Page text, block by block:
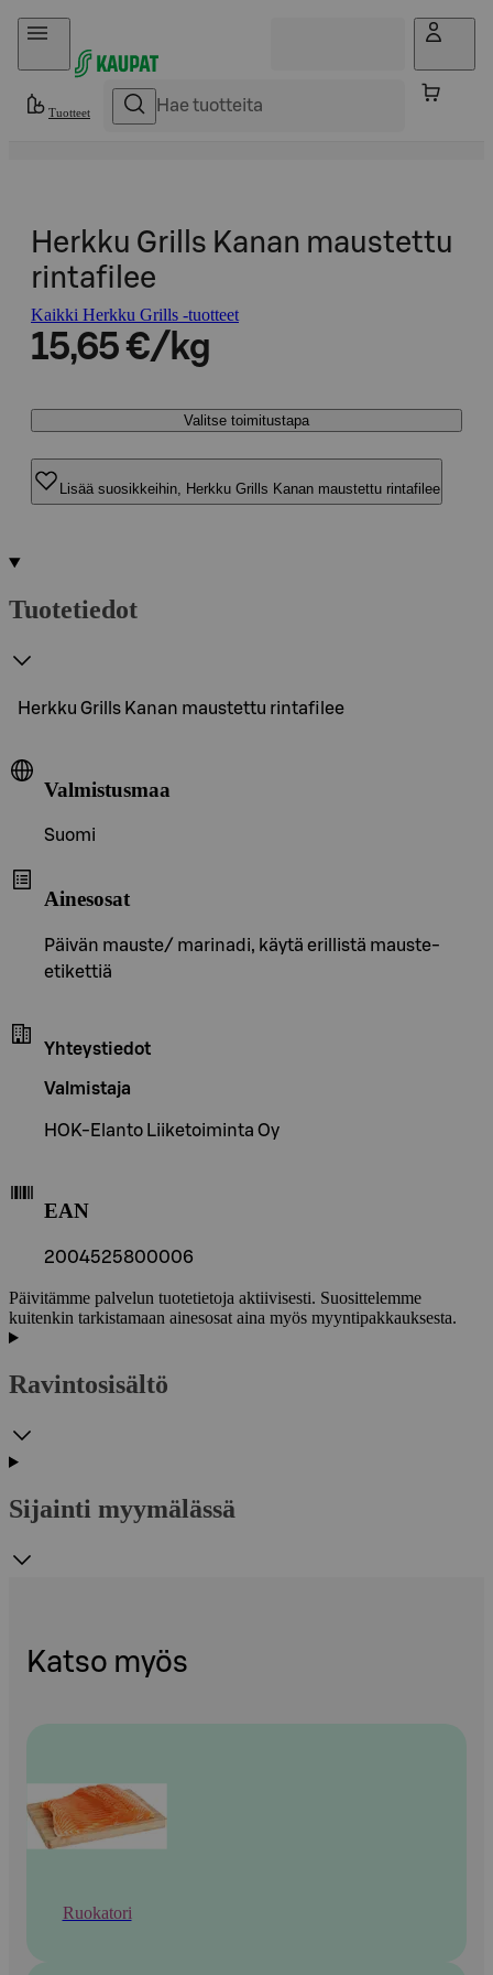
Hyppää sisältöön
Tuotteet
Herkku Grills Kanan maustettu
rintafilee
Kaikki Herkku Grills -tuotteet
15,65 €/kg
Valitse toimitustapa
Lisää suosikkeihin, Herkku Grills Kanan maustettu rintafilee
Tuotetiedot
Herkku Grills Kanan maustettu rintafilee
Valmistusmaa
Suomi
Ainesosat
Päivän mauste/ marinadi, käytä erillistä mauste-
etikettiä
Yhteystiedot
Valmistaja
HOK-Elanto Liiketoiminta Oy
EAN
2004525800006
Päivitämme palvelun tuotetietoja aktiivisesti. Suosittelemme
kuitenkin tarkistamaan ainesosat aina myös myyntipakkauksesta.
Ravintosisältö
Sijainti myymälässä
Katso myös
Ruokatori